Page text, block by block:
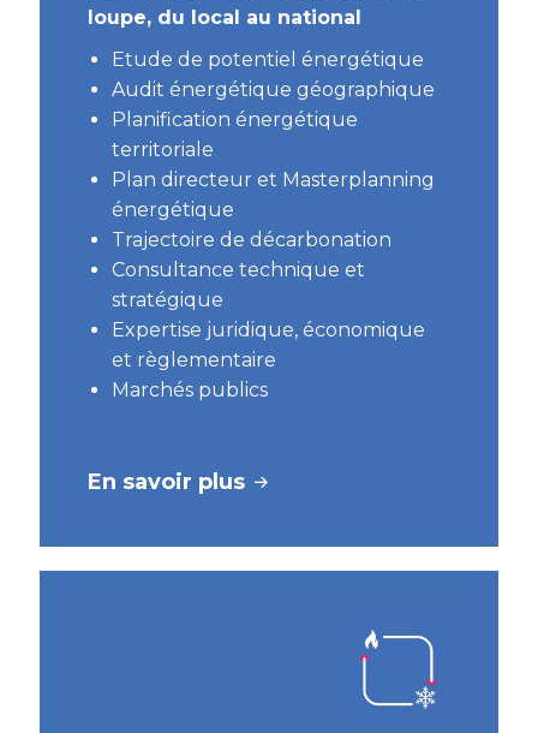
loupe, du local au national
Etude de potentiel énergétique
Audit énergétique géographique
Planification énergétique
territoriale
Plan directeur et Masterplanning
énergétique
Trajectoire de décarbonation
Consultance technique et
stratégique
Expertise juridique, économique
et règlementaire
Marchés publics
En savoir plus